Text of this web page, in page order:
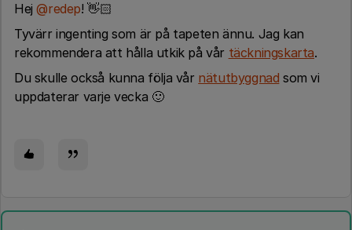
Hej ​@redep! 👋🏻
Tyvärr ingenting som är på tapeten ännu. Jag kan
rekommendera att hålla utkik på vår täckningskarta.
Du skulle också kunna följa vår nätutbyggnad som vi
uppdaterar varje vecka 🙂